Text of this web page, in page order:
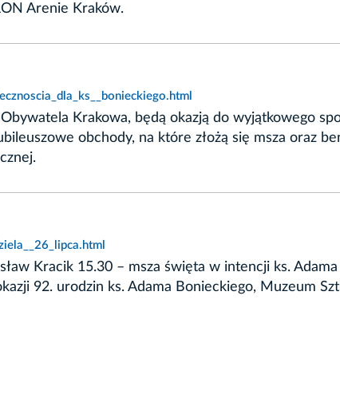
Arenie Kraków.
Krakowa, będą okazją do wyjątkowego
obchody, na które złożą się msza oraz
Kracik 15.30 – msza święta w intencji ks.
92. urodzin ks. Adama Bonieckiego, Muzeum